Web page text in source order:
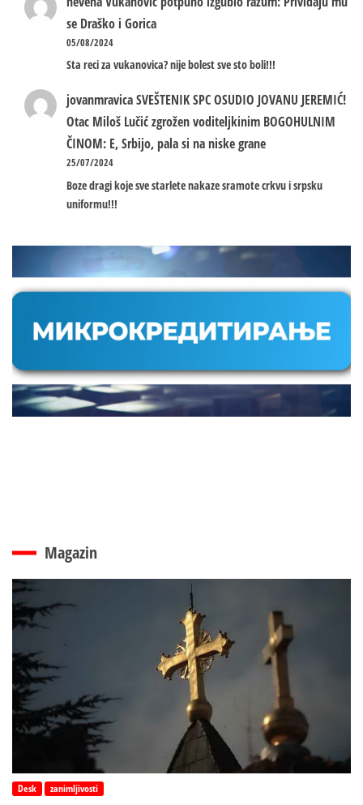
se Draško i Gorica
05/08/2024
Sta reci za vukanovica? nije bolest sve sto boli!!!
jovanmravicaSVEŠTENIK SPC OSUDIO JOVANU JEREMIĆ!
Otac Miloš Lučić zgrožen voditeljkinim BOGOHULNIM
ČINOM: E, Srbijo, pala si na niske grane
25/07/2024
Boze dragi koje sve starlete nakaze sramote crkvu i srpsku
uniformu!!!
Magazin
Desk zanimljivosti